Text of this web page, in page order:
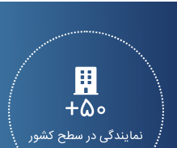
50
نمایندگی در سطح کشور